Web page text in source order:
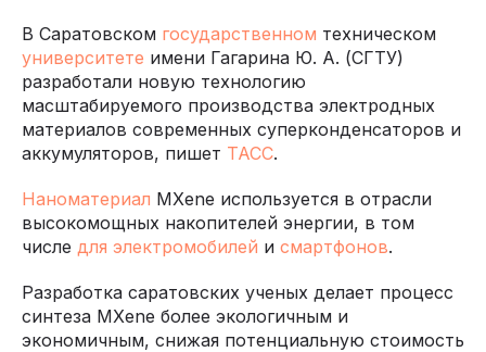
В Саратовском государственном техническом
университете имени Гагарина Ю. А. (СГТУ)
разработали новую технологию
масштабируемого производства электродных
материалов современных суперконденсаторов и
аккумуляторов, пишет ТАСС.
Наноматериал MXene используется в отрасли
высокомощных накопителей энергии, в том
числе для электромобилей и смартфонов.
Разработка саратовских ученых делает процесс
синтеза MXene более экологичным и
экономичным, снижая потенциальную стоимость